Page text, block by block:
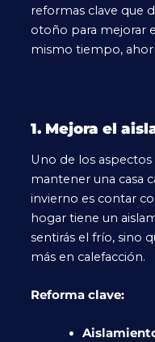
reformas clave que
otoño para mejorar
mismo tiempo,
1. Mejora el
Uno de los
mantener una casa
invierno es contar
hogar tiene un
sentirás el frío, sino
más en calefacción.
Reforma clave: